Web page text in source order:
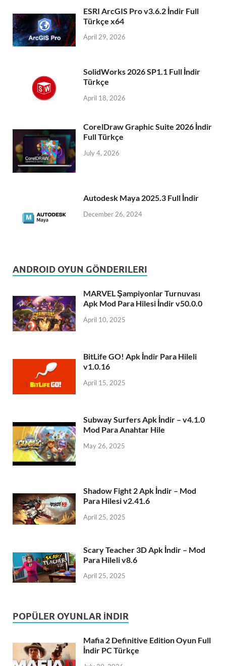
ESRI ArcGIS Pro v3.6.2 İndir Full
Türkçe x64
April 29, 2026
SolidWorks 2026 SP1.1 Full İndir
Türkçe
April 18, 2026
CorelDraw Graphic Suite 2026 İndir
Full Türkçe
July 4, 2026
Autodesk Maya 2025.3 Full İndir
December 26, 2024
ANDROID OYUN GÖNDERILERI
MARVEL Şampiyonlar Turnuvası
Apk Mod Para Hilesi İndir v50.0.0
April 10, 2025
BitLife GO! Apk İndir Para Hileli
v1.0.16
April 15, 2025
Subway Surfers Apk İndir – v4.1.0
Mod Para Anahtar Hile
May 26, 2025
Shadow Fight 2 Apk İndir – Mod
Para Hilesi v2.41.6
April 25, 2025
Scary Teacher 3D Apk İndir – Mod
Para Hileli v8.6
April 25, 2025
POPÜLER OYUNLAR İNDIR
Mafia 2 Definitive Edition Oyun Full
İndir PC Türkçe